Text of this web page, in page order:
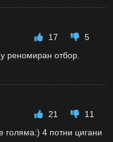
17
5
реномиран отбор.
21
11
голяма:) 4 потни цигани